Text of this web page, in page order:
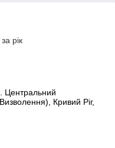
рік
Центральний
Кривий Ріг,